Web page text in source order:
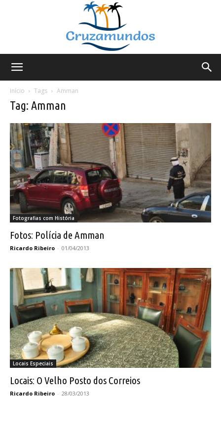
Início
Tags Amman
Tag: Amman
Fotografias com História
Fotos: Polícia de Amman
Ricardo Ribeiro - 01/04/2013
Locais Especiais
Locais: O Velho Posto dos Correios
Ricardo Ribeiro - 28/03/2013